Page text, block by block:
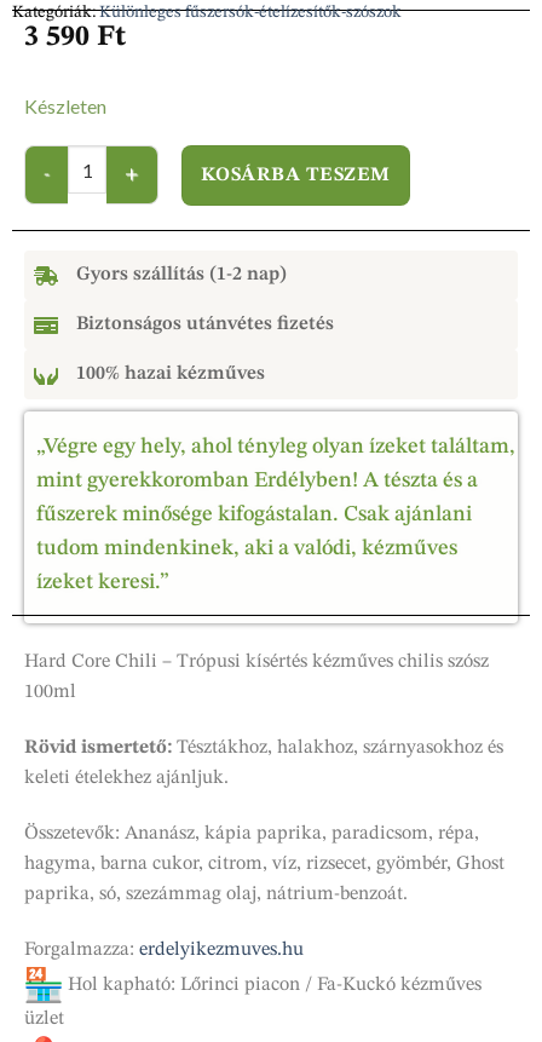
Kategóriák:Különleges fűszersók-ételízesítők-szószok
3 590 Ft
Készleten
KOSÁRBA TESZEM
Gyors szállítás (1-2 nap)
Biztonságos utánvétes fizetés
100% hazai kézműves
„Végre egy hely, ahol tényleg olyan ízeket találtam,
mint gyerekkoromban Erdélyben! A tészta és a
fűszerek minősége kifogástalan. Csak ajánlani
tudom mindenkinek, aki a valódi, kézműves
ízeket keresi.”
Hard Core Chili – Trópusi kísértés kézműves chilis szósz
100ml
Rövid ismertető: Tésztákhoz, halakhoz, szárnyasokhoz és
keleti ételekhez ajánljuk.
Összetevők: Ananász, kápia paprika, paradicsom, répa,
hagyma, barna cukor, citrom, víz, rizsecet, gyömbér, Ghost
paprika, só, szezámmag olaj, nátrium-benzoát.
Forgalmazza: erdelyikezmuves.hu
Hol kapható: Lőrinci piacon / Fa-Kuckó kézműves
üzlet